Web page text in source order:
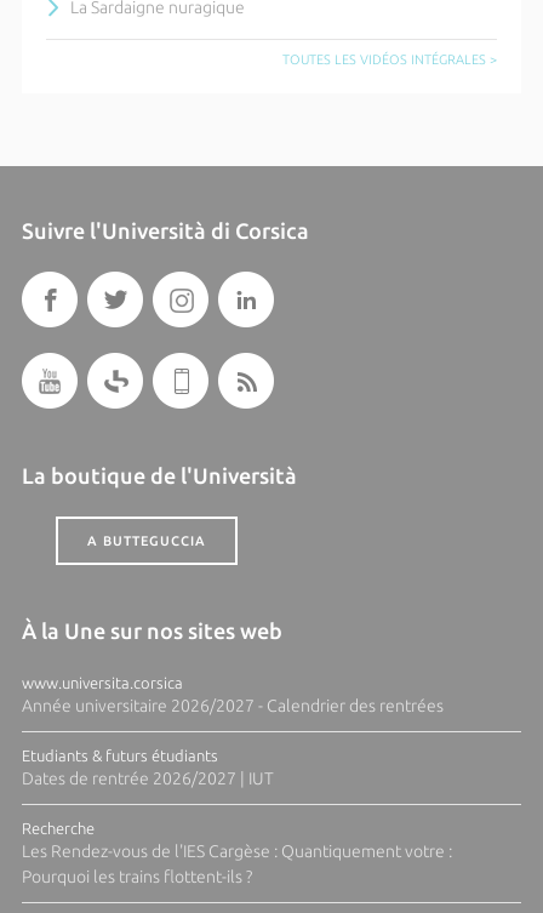
La Sardaigne nuragique
TOUTES LES VIDÉOS INTÉGRALES >
Suivre l'Università di Corsica
La boutique de l'Università
A BUTTEGUCCIA
À la Une sur nos sites web
www.universita.corsica
Année universitaire 2026/2027 - Calendrier des rentrées
Etudiants & futurs étudiants
Dates de rentrée 2026/2027 | IUT
Recherche
Les Rendez-vous de l'IES Cargèse : Quantiquement votre :
Pourquoi les trains flottent-ils ?